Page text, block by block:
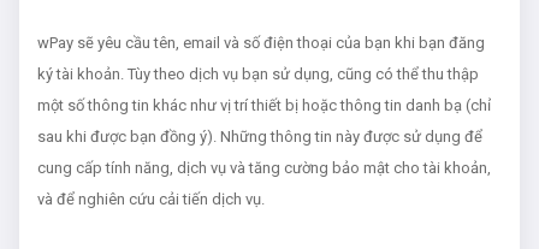
wPay sẽ yêu cầu tên, email và số điện thoại của bạn khi bạn đăng
ký tài khoản. Tùy theo dịch vụ bạn sử dụng, cũng có thể thu thập
một số thông tin khác như vị trí thiết bị hoặc thông tin danh bạ (chỉ
sau khi được bạn đồng ý). Những thông tin này được sử dụng để
cung cấp tính năng, dịch vụ và tăng cường bảo mật cho tài khoản,
và để nghiên cứu cải tiến dịch vụ.